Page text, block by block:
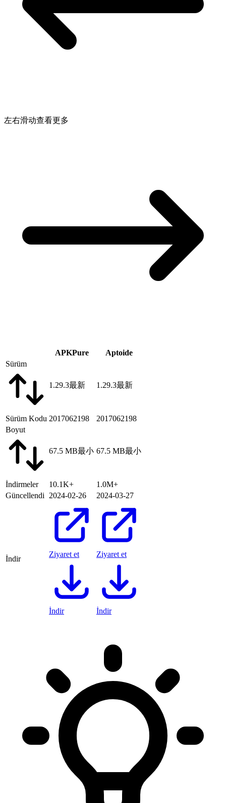
左右滑动查看更多
APKPure
Aptoide
Sürüm
1.29.3最新 1.29.3最新
Sürüm Kodu 2017062198
2017062198
Boyut
67.5 MB最小 67.5 MB最小
İndirmeler 10.1K+
1.0M+
Güncellendi
2024-02-26 2024-03-27
İndir
Ziyaret et
İndir
Ziyaret et
İndir